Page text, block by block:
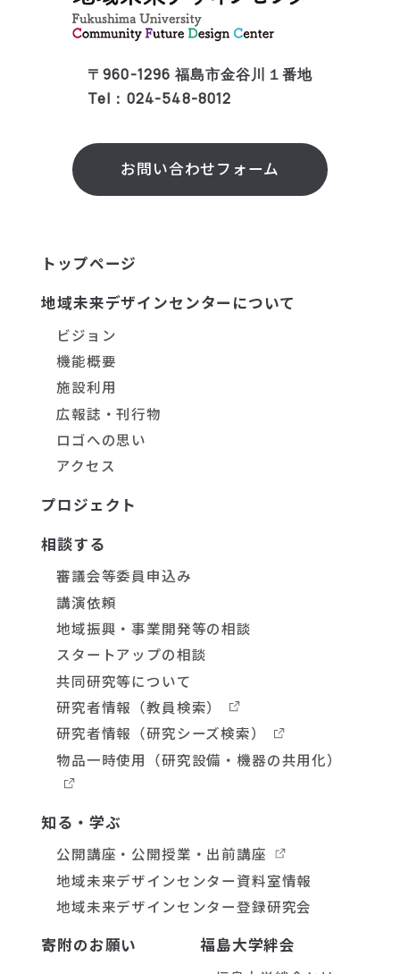
〒960-1296 福島市金谷川１番地
Tel：024-548-8012
お問い合わせフォーム
トップページ
地域未来デザインセンターについて
ビジョン
機能概要
施設利用
広報誌・刊行物
ロゴへの思い
アクセス
プロジェクト
相談する
審議会等委員申込み
講演依頼
地域振興・事業開発等の相談
スタートアップの相談
共同研究等について
研究者情報 （教員検索）
研究者情報 （研究シーズ検索）
物品一時使用 （研究設備・機器の共用化）
知る・学ぶ
公開講座・公開授業・出前講座
地域未来デザインセンター資料室情報
地域未来デザインセンター登録研究会
寄附のお願い 福島大学絆会